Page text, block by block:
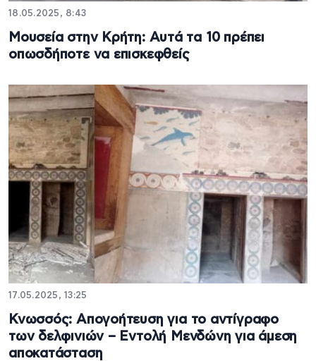
18.05.2025, 8:43
Μουσεία στην Κρήτη: Αυτά τα 10 πρέπει
οπωσδήποτε να επισκεφθείς
17.05.2025, 13:25
Κνωσσός: Απογοήτευση για το αντίγραφο
των δελφινιών – Εντολή Μενδώνη για άμεση
αποκατάσταση